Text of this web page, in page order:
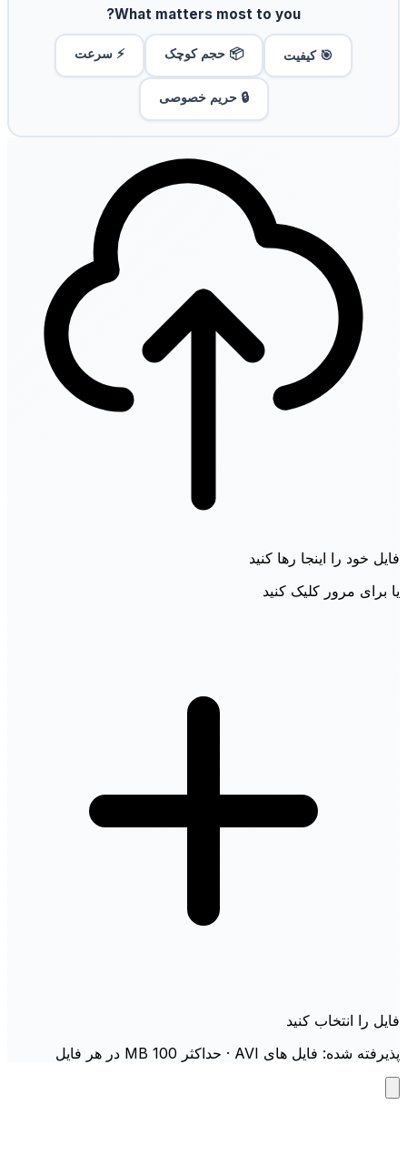
What matters most to you?
🎯 کیفیت 📦 حجم کوچک ⚡ سرعت
🔒 حریم خصوصی
فایل خود را اینجا رها کنید
یا برای مرور کلیک کنید
فایل را انتخاب کنید
پذیرفته شده: فایل های AVI · حداکثر 100 MB در هر فایل